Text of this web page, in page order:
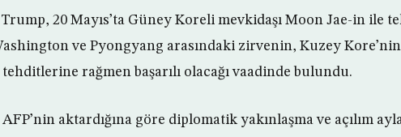
20 Mayıs’ta Güney Koreli mevkidaşı Moon Jae-in ile
ve Pyongyang arasındaki zirvenin, Kuzey Kore’nin
rağmen başarılı olacağı vaadinde bulundu.
aktardığına göre diplomatik yakınlaşma ve açılım